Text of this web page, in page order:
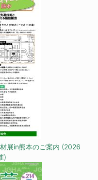
展in熊本のご案内 (2026
)